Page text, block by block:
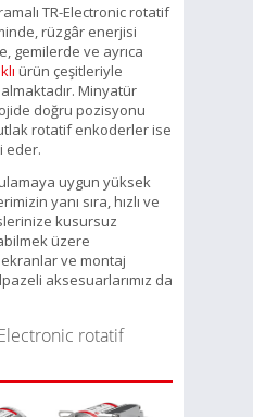
TR-Electronic rotatif
rüzgâr enerjisi
gemilerde ve ayrıca
ürün çeşitleriyle
Minyatür
doğru pozisyonu
rotatif enkoderler ise
eder.
uygun yüksek
yanı sıra, hızlı ve
kusursuz
üzere
ve montaj
aksesuarlarımız da
rotatif